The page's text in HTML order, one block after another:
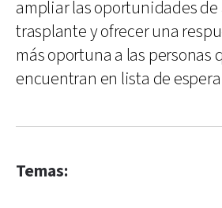
ampliar las oportunidades de
trasplante y ofrecer una
más oportuna a las personas
encuentran en lista de
Temas: